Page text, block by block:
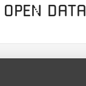
Open Data